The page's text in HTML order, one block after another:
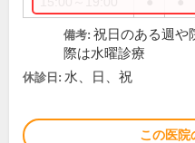
備考: 祝日のある週や
際は水曜診療
休診日: 水、日、祝
この医院